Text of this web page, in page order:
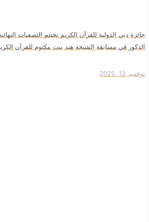
جائزة دبي الدولية للقرآن الكريم تختتم التصفيات
الذكور في مسابقة الشيخة هند بنت مكتوم للقرآن
نوفمبر 12, 2025